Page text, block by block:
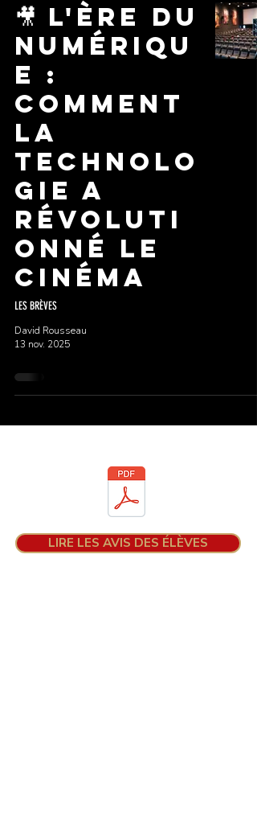
🎥 L'Ère du
Numériqu
e :
Comment
la
Technolo
gie a
Révoluti
onné le
Cinéma
LES BRÈVES
David Rousseau
13 nov. 2025
LIRE LES AVIS DES ÉLÈVES